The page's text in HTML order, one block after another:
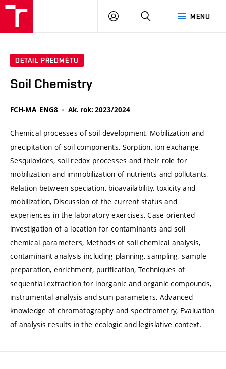
MENU
PŘIHLÁSIT
DETAIL PŘEDMĚTU
Soil Chemistry
FCH-MA_ENG8 Ak. rok: 2023/2024
Chemical processes of soil development, Mobilization and
precipitation of soil components, Sorption, ion exchange,
Sesquioxides, soil redox processes and their role for
mobilization and immobilization of nutrients and pollutants,
Relation between speciation, bioavailability, toxicity and
mobilization, Discussion of the current status and
experiences in the laboratory exercises, Case-oriented
investigation of a location for contaminants and soil
chemical parameters, Methods of soil chemical analysis,
contaminant analysis including planning, sampling, sample
preparation, enrichment, purification, Techniques of
sequential extraction for inorganic and organic compounds,
instrumental analysis and sum parameters, Advanced
knowledge of chromatography and spectrometry, Evaluation
of analysis results in the ecologic and legislative context.